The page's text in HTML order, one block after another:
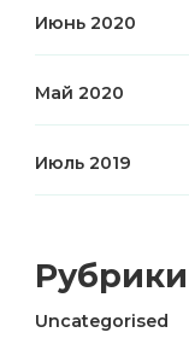
Июнь 2020
Май 2020
Июль 2019
Рубрики
Uncategorised